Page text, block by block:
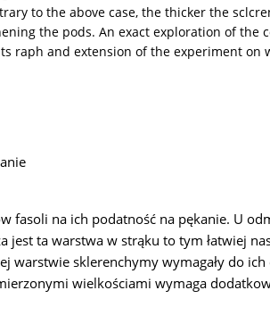
to the above case, the thicker the
the pods. An exact exploration of
raph and extension of the experiment on
na ich podatność na pękanie. U
ta warstwa w strąku to tym łatwiej
sklerenchymy wymagały do
wielkościami wymaga